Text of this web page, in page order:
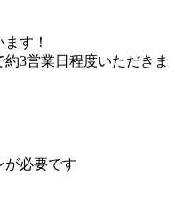
す！
3営業日程度いただきま
が必要です